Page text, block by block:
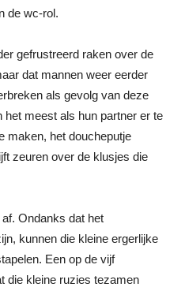
de wc-rol.
gefrustreerd raken over de
dat mannen weer eerder
als gevolg van deze
meest als hun partner er te
maken, het doucheputje
zeuren over de klusjes die
Ondanks dat het
kunnen die kleine ergerlijke
Een op de vijf
die kleine ruzies tezamen